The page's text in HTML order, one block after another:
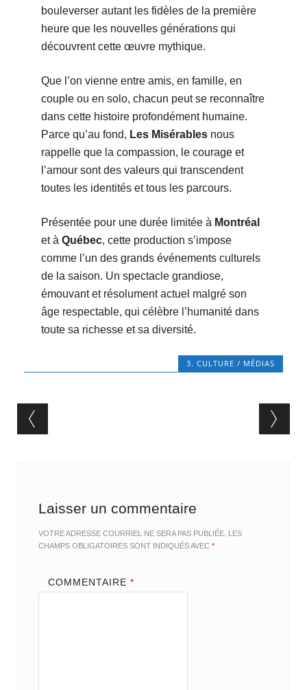
bouleverser autant les fidèles de la première
heure que les nouvelles générations qui
découvrent cette œuvre mythique.
Que l’on vienne entre amis, en famille, en
couple ou en solo, chacun peut se reconnaître
dans cette histoire profondément humaine.
Parce qu’au fond, Les Misérablesnous
rappelle que la compassion, le courage et
l’amour sont des valeurs qui transcendent
toutes les identités et tous les parcours.
Présentée pour une durée limitée à Montréal
et à Québec, cette production s’impose
comme l’un des grands événements culturels
de la saison. Un spectacle grandiose,
émouvant et résolument actuel malgré son
âge respectable, qui célèbre l’humanité dans
toute sa richesse et sa diversité.
3. CULTURE / MÉDIAS
Post navigation
Laisser un commentaire
VOTRE ADRESSE COURRIEL NE SERA PAS PUBLIÉE. LES
CHAMPS OBLIGATOIRES SONT INDIQUÉS AVEC*
COMMENTAIRE *